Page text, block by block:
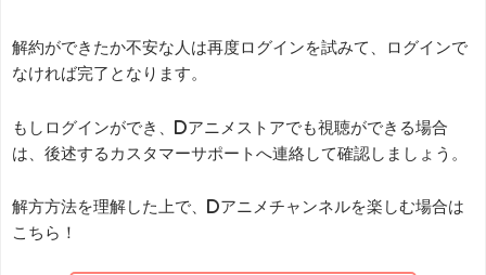
解約ができたか不安な人は再度ログインを試みて、ログインで
なければ完了となります。
もしログインができ、dアニメストアでも視聴ができる場合
は、後述するカスタマーサポートへ連絡して確認しましょう。
解方方法を理解した上で、dアニメチャンネルを楽しむ場合は
こちら！